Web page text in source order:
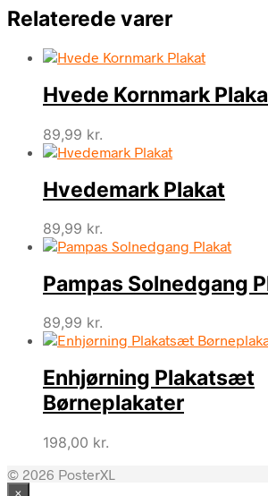
Relaterede varer
Hvede Kornmark
89,99 kr.
Hvedemark Plakat
89,99 kr.
Pampas Solnedgang
89,99 kr.
Enhjørning Plakatsæt
Børneplakater
198,00 kr.
© 2026 PosterXL
×